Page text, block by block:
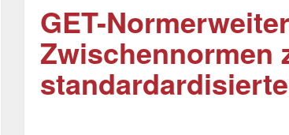
GET-
Zwischennormen